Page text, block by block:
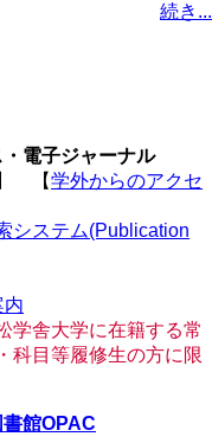
続き...
電子ジャーナル
【学外からのアクセ
システム(Publication
内
学舎大学に在籍する常
科目等履修生の方に限
館OPAC